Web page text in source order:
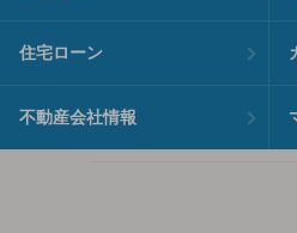
住宅ローン
不動産会社情報